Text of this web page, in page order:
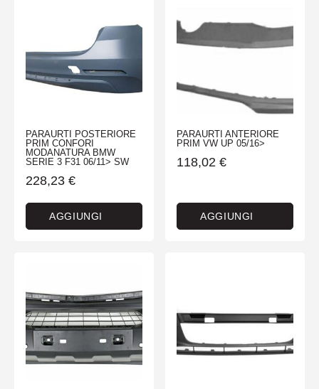
PARAURTI POSTERIORE
PRIM CONFORI
MODANATURA BMW
SERIE 3 F31 06/11> SW
228,23 €
AGGIUNGI
PARAURTI ANTERIORE
PRIM VW UP 05/16>
118,02 €
AGGIUNGI